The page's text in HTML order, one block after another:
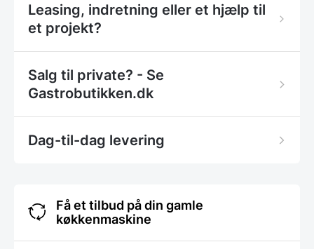
Leasing, indretning eller et hjælp til
et projekt?
Salg til private? - Se
Gastrobutikken.dk
Dag-til-dag levering
Få et tilbud på din gamle
køkkenmaskine